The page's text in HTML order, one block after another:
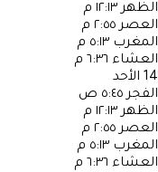
الظهر ١٢:١٣ م
العصر ٢:٥٥ م
المغرب ٥:١٣ م
العشاء ٦:٣٦ م
14 الأحد
الفجر ٥:٤٥ ص
الظهر ١٢:١٣ م
العصر ٢:٥٥ م
المغرب ٥:١٣ م
العشاء ٦:٣٦ م